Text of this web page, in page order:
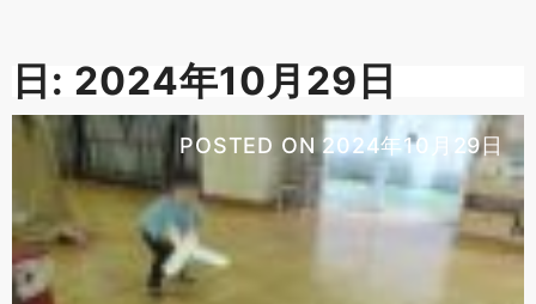
日: 2024年10月29日
POSTED ON 2024年10月29日